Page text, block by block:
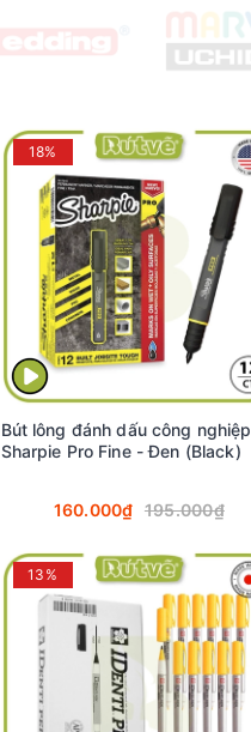
18%
Bút lông đánh dấu công nghiệp
Sharpie Pro Fine - Đen (Black)
160.000₫ 195.000₫
13%